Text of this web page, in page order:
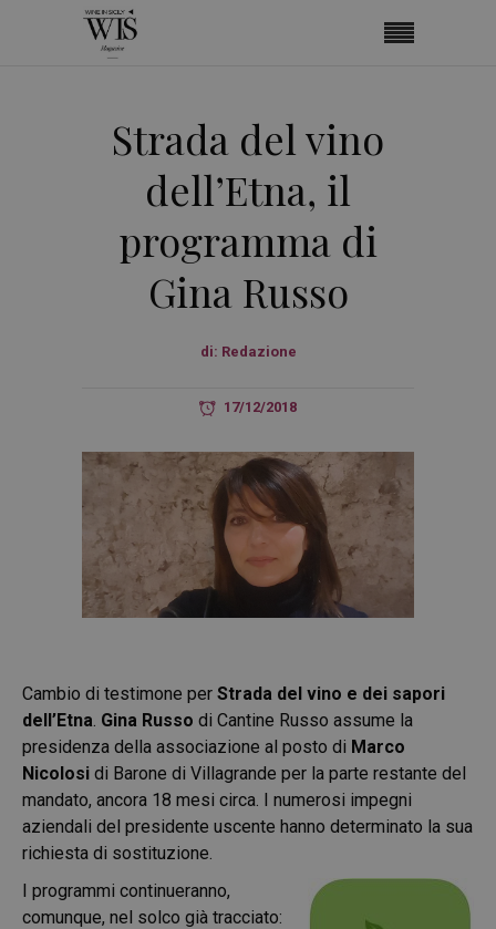
Strada del vino
dell’Etna, il
programma di
Gina Russo
di: Redazione
17/12/2018
Cambio di testimone per Strada del vino e dei sapori
dell’Etna. Gina Russo di Cantine Russo assume la
presidenza della associazione al posto di Marco
Nicolosi di Barone di Villagrande per la parte restante del
mandato, ancora 18 mesi circa. I numerosi impegni
aziendali del presidente uscente hanno determinato la sua
richiesta di sostituzione.
I programmi continueranno,
comunque, nel solco già tracciato: